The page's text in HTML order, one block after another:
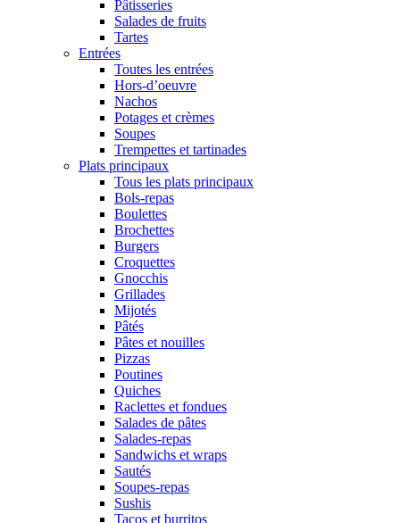
Pâtisseries
Salades de fruits
Tartes
Entrées
Toutes les entrées
Hors-d’oeuvre
Nachos
Potages et crèmes
Soupes
Trempettes et tartinades
Plats principaux
Tous les plats principaux
Bols-repas
Boulettes
Brochettes
Burgers
Croquettes
Gnocchis
Grillades
Mijotés
Pâtés
Pâtes et nouilles
Pizzas
Poutines
Quiches
Raclettes et fondues
Salades de pâtes
Salades-repas
Sandwichs et wraps
Sautés
Soupes-repas
Sushis
Tacos et burritos